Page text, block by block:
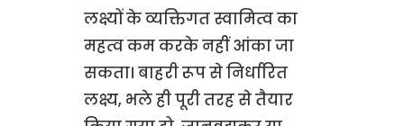
लक्ष्यों के व्यक्तिगत स्वामित्व का
महत्व कम करके नहीं आंका जा
सकता। बाहरी रूप से निर्धारित
लक्ष्य, भले ही पूरी तरह से तैयार